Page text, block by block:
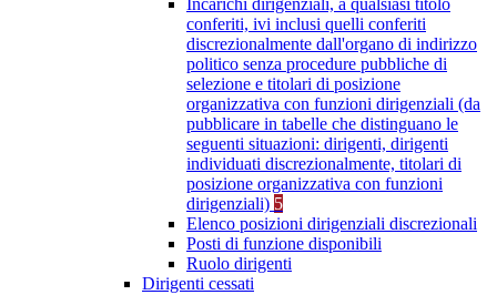
Incarichi dirigenziali, a qualsiasi titolo
conferiti, ivi inclusi quelli conferiti
discrezionalmente dall'organo di indirizzo
politico senza procedure pubbliche di
selezione e titolari di posizione
organizzativa con funzioni dirigenziali (da
pubblicare in tabelle che distinguano le
seguenti situazioni: dirigenti, dirigenti
individuati discrezionalmente, titolari di
posizione organizzativa con funzioni
dirigenziali) 5
Elenco posizioni dirigenziali discrezionali
Posti di funzione disponibili
Ruolo dirigenti
Dirigenti cessati